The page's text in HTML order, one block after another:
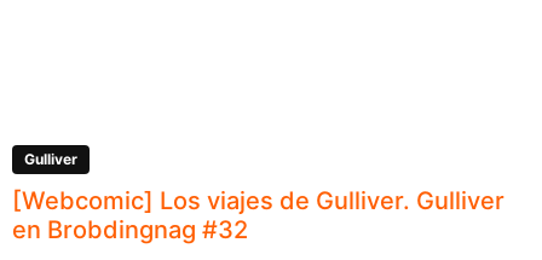
Gulliver
[Webcomic] Los viajes de Gulliver. Gulliver
en Brobdingnag #32